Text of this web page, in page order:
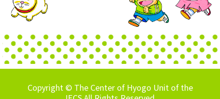
Copyright © The Center of Hyogo Unit of the